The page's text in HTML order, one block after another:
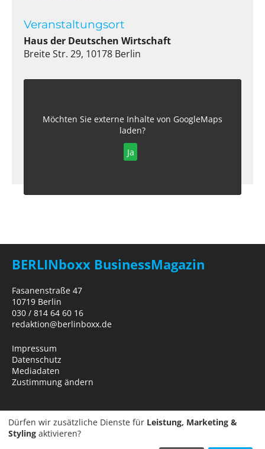
Veranstaltungsort
Haus der Deutschen Wirtschaft
Breite Str. 29, 10178 Berlin
Möchten Sie externe Inhalte von GoogleMaps
laden?
Ja
BERLINboxx BusinessMagazin
Fasanenstraße 47
10719 Berlin
030 / 814 64 60 16
redaktion@berlinboxx.de
Impressum
Datenschutz
Mediadaten
Zustimmung ändern
Dürfen wir zusätzliche Dienste für Leistung, Marketing &
Styling aktivieren?